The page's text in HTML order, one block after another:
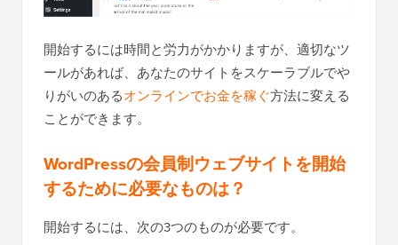
開始するには時間と労力がかかりますが、適切なツ
ールがあれば、あなたのサイトをスケーラブルでや
りがいのあるオンラインでお金を稼ぐ方法に変える
ことができます。
WordPressの会員制ウェブサイトを開始
するために必要なものは？
開始するには、次の3つのものが必要です。